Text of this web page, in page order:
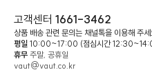
고객센터 1661-3462
상품 배송 관련 문의는 채널톡을 이용해 주세
평일 10:00~17:00 (점심시간
휴무 주말, 공휴일
vaut@vaut.co.kr